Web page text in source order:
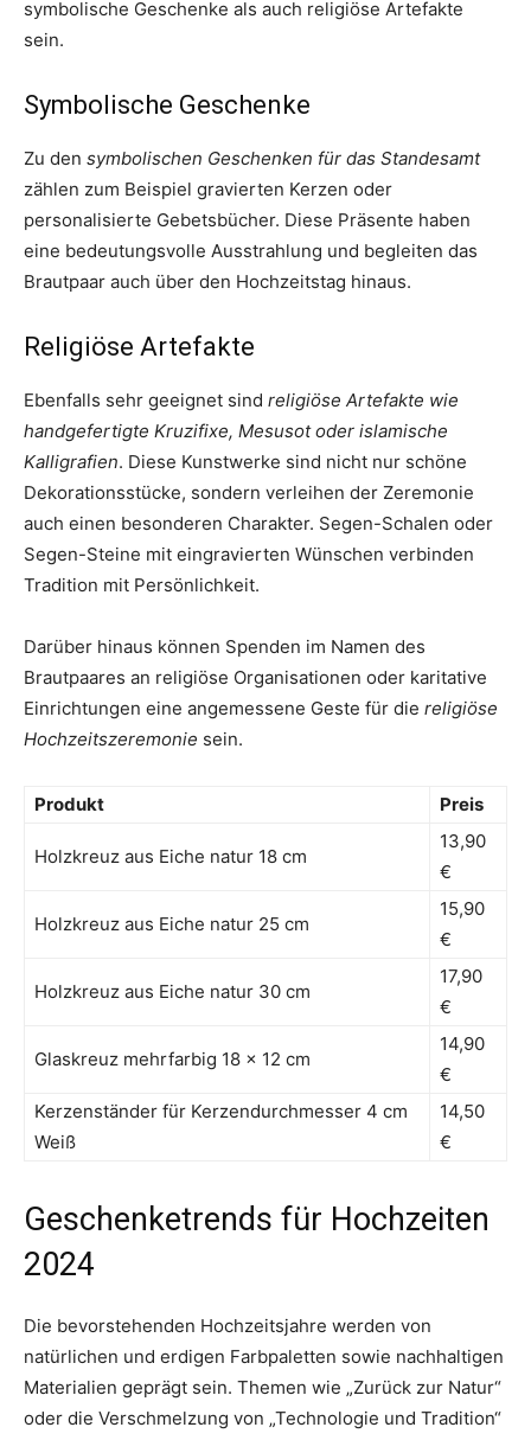
symbolische Geschenke als auch religiöse Artefakte
sein.
Symbolische Geschenke
Zu den symbolischen Geschenken für das Standesamt
zählen zum Beispiel gravierten Kerzen oder
personalisierte Gebetsbücher. Diese Präsente haben
eine bedeutungsvolle Ausstrahlung und begleiten das
Brautpaar auch über den Hochzeitstag hinaus.
Religiöse Artefakte
Ebenfalls sehr geeignet sind religiöse Artefakte wie
handgefertigte Kruzifixe, Mesusot oder islamische
Kalligrafien. Diese Kunstwerke sind nicht nur schöne
Dekorationsstücke, sondern verleihen der Zeremonie
auch einen besonderen Charakter. Segen-Schalen oder
Segen-Steine mit eingravierten Wünschen verbinden
Tradition mit Persönlichkeit.
Darüber hinaus können Spenden im Namen des
Brautpaares an religiöse Organisationen oder karitative
Einrichtungen eine angemessene Geste für die religiöse
Hochzeitszeremonie sein.
Produkt Preis
Holzkreuz aus Eiche natur 18 cm
13,90
€
Holzkreuz aus Eiche natur 25 cm
15,90
€
Holzkreuz aus Eiche natur 30 cm
17,90
€
Glaskreuz mehrfarbig 18 x 12 cm
14,90
€
Kerzenständer für Kerzendurchmesser 4 cm
Weiß
14,50
€
Geschenketrends für Hochzeiten
2024
Die bevorstehenden Hochzeitsjahre werden von
natürlichen und erdigen Farbpaletten sowie nachhaltigen
Materialien geprägt sein. Themen wie „Zurück zur Natur“
oder die Verschmelzung von „Technologie und Tradition“